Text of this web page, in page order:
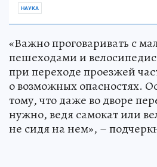
НАУКА
«Важно проговаривать с
пешеходами и
при переходе проезжей
о возможных опасностях.
тому, что даже во дворе
нужно, ведя самокат или
не сидя на нем», –